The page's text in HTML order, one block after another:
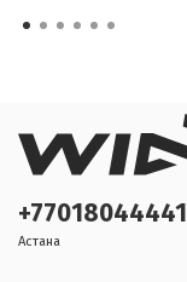
+77018044441
Астана